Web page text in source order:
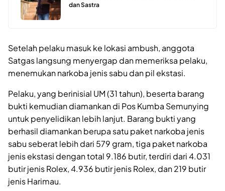
dan Sastra
Setelah pelaku masuk ke lokasi ambush, anggota
Satgas langsung menyergap dan memeriksa pelaku,
menemukan narkoba jenis sabu dan pil ekstasi.
Pelaku, yang berinisial UM (31 tahun), beserta barang
bukti kemudian diamankan di Pos Kumba Semunying
untuk penyelidikan lebih lanjut. Barang bukti yang
berhasil diamankan berupa satu paket narkoba jenis
sabu seberat lebih dari 579 gram, tiga paket narkoba
jenis ekstasi dengan total 9.186 butir, terdiri dari 4.031
butir jenis Rolex, 4.936 butir jenis Rolex, dan 219 butir
jenis Harimau.